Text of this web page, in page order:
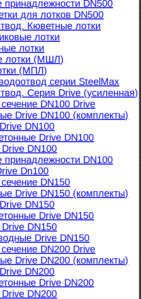
принадлежности DN500
для лотков DN500
Кюветные лотки
лотки
лотки
лотки (МШЛ)
(МПЛ)
серии SteelMax
Серия Drive (усиленная)
DN100 Drive
Drive DN100 (комплекты)
DN100
Drive DN100
DN100
принадлежности DN100
Dn100
DN150
Drive DN150 (комплекты)
DN150
Drive DN150
DN150
Drive DN150
DN200 Drive
Drive DN200 (комплекты)
DN200
Drive DN200
DN200